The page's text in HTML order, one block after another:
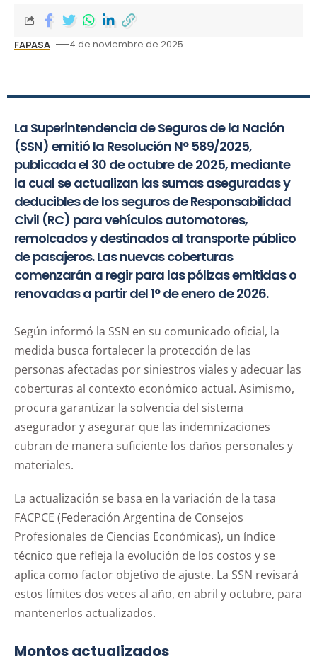
FAPASA 4 de noviembre de 2025
La Superintendencia de Seguros de la Nación
(SSN) emitió la Resolución N° 589/2025,
publicada el 30 de octubre de 2025, mediante
la cual se actualizan las sumas aseguradas y
deducibles de los seguros de Responsabilidad
Civil (RC) para vehículos automotores,
remolcados y destinados al transporte público
de pasajeros. Las nuevas coberturas
comenzarán a regir para las pólizas emitidas o
renovadas a partir del 1° de enero de 2026.
Según informó la SSN en su comunicado oficial, la
medida busca fortalecer la protección de las
personas afectadas por siniestros viales y adecuar las
coberturas al contexto económico actual. Asimismo,
procura garantizar la solvencia del sistema
asegurador y asegurar que las indemnizaciones
cubran de manera suficiente los daños personales y
materiales.
La actualización se basa en la variación de la tasa
FACPCE (Federación Argentina de Consejos
Profesionales de Ciencias Económicas), un índice
técnico que refleja la evolución de los costos y se
aplica como factor objetivo de ajuste. La SSN revisará
estos límites dos veces al año, en abril y octubre, para
mantenerlos actualizados.
Montos actualizados